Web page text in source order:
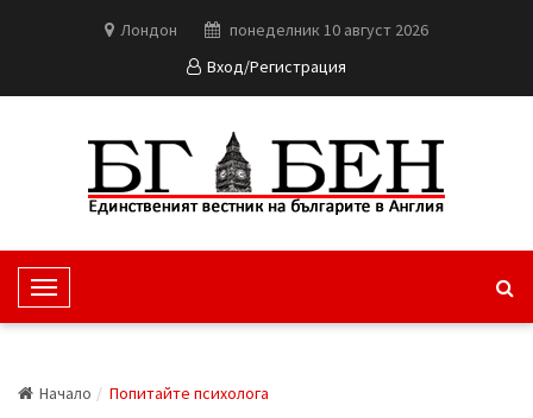
Лондон
понеделник 10 август 2026
Вход/Регистрация
T
o
l
Начало Попитайте психолога